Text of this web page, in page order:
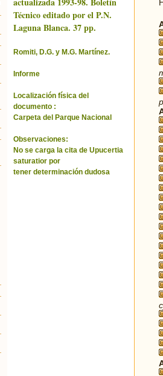
Técnico editado por el P.N.
Laguna Blanca. 37 pp.
Romiti, D.G. y M.G. Martínez.
Informe
Localización física del
documento :
Carpeta del Parque Nacional
Observaciones:
No se carga la cita de Upucertia
saturatior por
tener determinación dudosa